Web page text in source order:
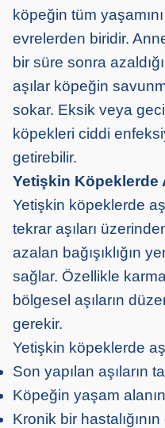
köpeğin tüm
evrelerden biridir.
bir süre sonra
aşılar köpeğin
sokar. Eksik veya
köpekleri ciddi
getirebilir.
Yetişkin Köpeklerde
Yetişkin köpeklerde
tekrar aşıları
azalan bağışıklığın
sağlar. Özellikle
bölgesel aşıların
gerekir.
Yetişkin köpeklerde
Son yapılan aşıların
Köpeğin yaşam
Kronik bir